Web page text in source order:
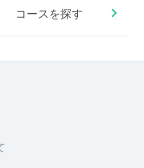
コースを探す